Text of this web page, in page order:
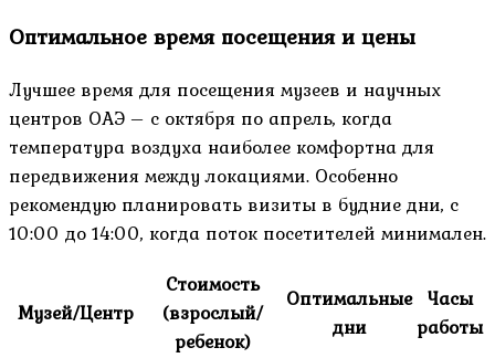
Оптимальное время посещения и цены
Лучшее время для посещения музеев и научных
центров ОАЭ – с октября по апрель, когда
температура воздуха наиболее комфортна для
передвижения между локациями. Особенно
рекомендую планировать визиты в будние дни, с
10:00 до 14:00, когда поток посетителей минимален.
Музей/Центр
Стоимость
(взрослый/
ребенок)
Оптимальные
дни
Часы
работы